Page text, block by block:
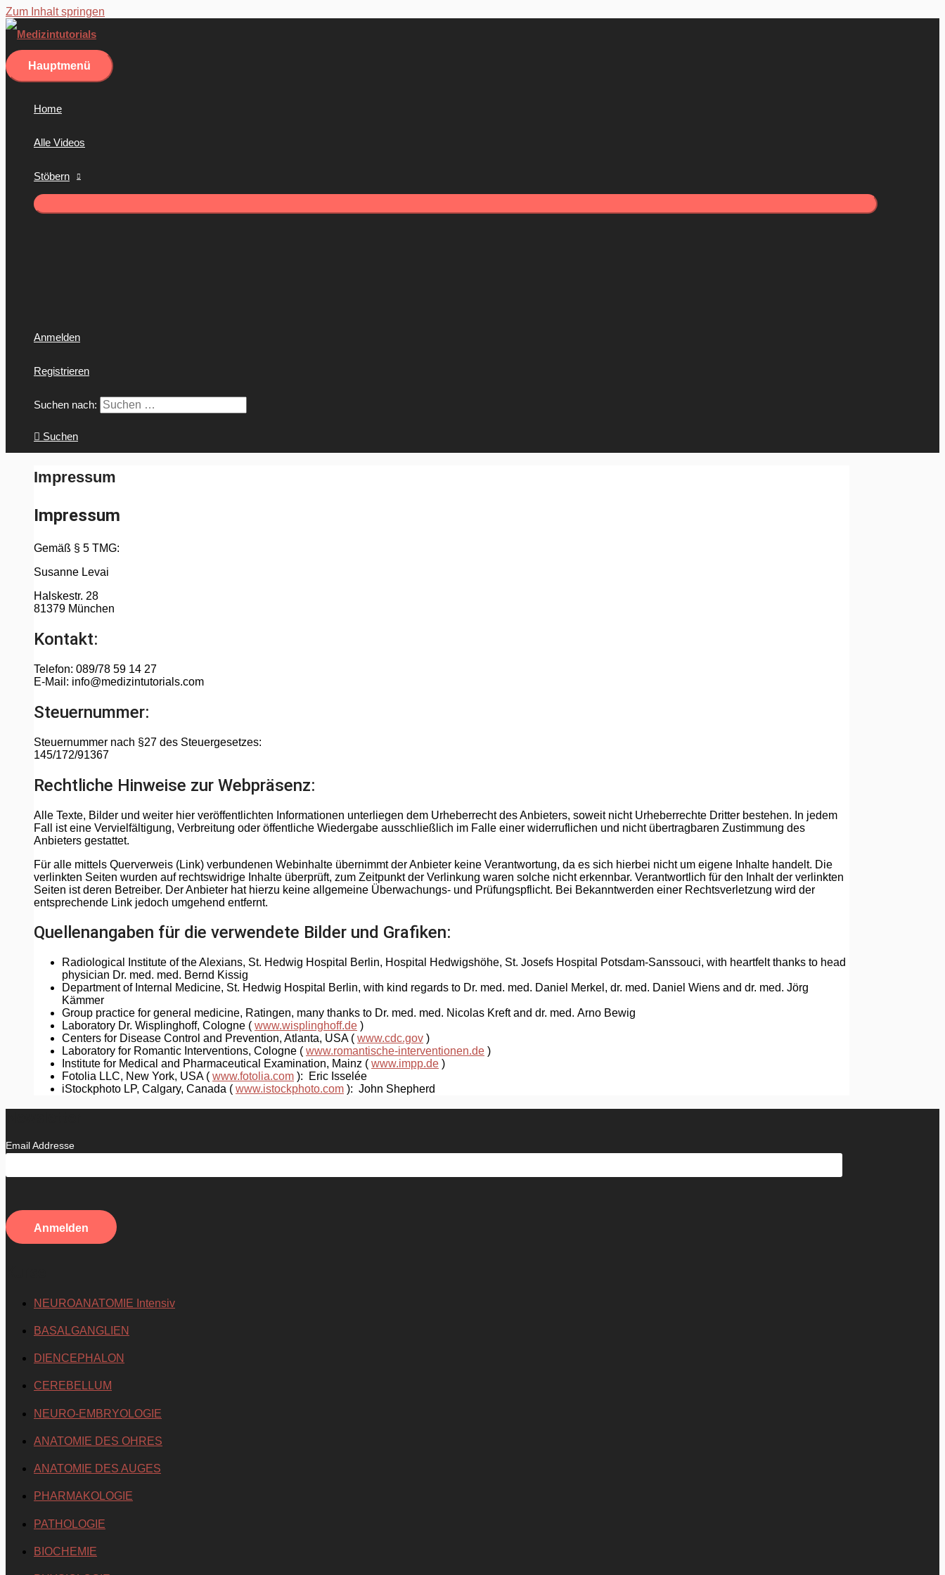
Zum Inhalt springen
Hauptmenü
Home
Alle Videos
Stöbern
Anmelden
Registrieren
Suchen nach:
Suchen
Impressum
Impressum
Gemäß § 5 TMG:
Susanne Levai
Halskestr. 28
81379 München
Kontakt:
Telefon: 089/78 59 14 27
E-Mail: info@medizintutorials.com
Steuernummer:
Steuernummer nach §27 des Steuergesetzes:
145/172/91367
Rechtliche Hinweise zur Webpräsenz:
Alle Texte, Bilder und weiter hier veröffentlichten Informationen unterliegen dem Urheberrecht des Anbieters, soweit nicht Urheberrechte Dritter bestehen. In jedem
Fall ist eine Vervielfältigung, Verbreitung oder öffentliche Wiedergabe ausschließlich im Falle einer widerruflichen und nicht übertragbaren Zustimmung des
Anbieters gestattet.
Für alle mittels Querverweis (Link) verbundenen Webinhalte übernimmt der Anbieter keine Verantwortung, da es sich hierbei nicht um eigene Inhalte handelt. Die
verlinkten Seiten wurden auf rechtswidrige Inhalte überprüft, zum Zeitpunkt der Verlinkung waren solche nicht erkennbar. Verantwortlich für den Inhalt der verlinkten
Seiten ist deren Betreiber. Der Anbieter hat hierzu keine allgemeine Überwachungs- und Prüfungspflicht. Bei Bekanntwerden einer Rechtsverletzung wird der
entsprechende Link jedoch umgehend entfernt.
Quellenangaben für die verwendete Bilder und Grafiken:
Radiological Institute of the Alexians, St. Hedwig Hospital Berlin, Hospital Hedwigshöhe, St. Josefs Hospital Potsdam-Sanssouci, with heartfelt thanks to head
physician Dr. med. med. Bernd Kissig
Department of Internal Medicine, St. Hedwig Hospital Berlin, with kind regards to Dr. med. med. Daniel Merkel, dr. med. Daniel Wiens and dr. med. Jörg
Kämmer
Group practice for general medicine, Ratingen, many thanks to Dr. med. med. Nicolas Kreft and dr. med. Arno Bewig
Laboratory Dr. Wisplinghoff, Cologne ( www.wisplinghoff.de )
Centers for Disease Control and Prevention, Atlanta, USA ( www.cdc.gov )
Laboratory for Romantic Interventions, Cologne ( www.romantische-interventionen.de )
Institute for Medical and Pharmaceutical Examination, Mainz ( www.impp.de )
Fotolia LLC, New York, USA ( www.fotolia.com ): Eric Isselée
iStockphoto LP, Calgary, Canada ( www.istockphoto.com ): John Shepherd
Email Addresse
NEUROANATOMIE Intensiv
BASALGANGLIEN
DIENCEPHALON
CEREBELLUM
NEURO-EMBRYOLOGIE
ANATOMIE DES OHRES
ANATOMIE DES AUGES
PHARMAKOLOGIE
PATHOLOGIE
BIOCHEMIE